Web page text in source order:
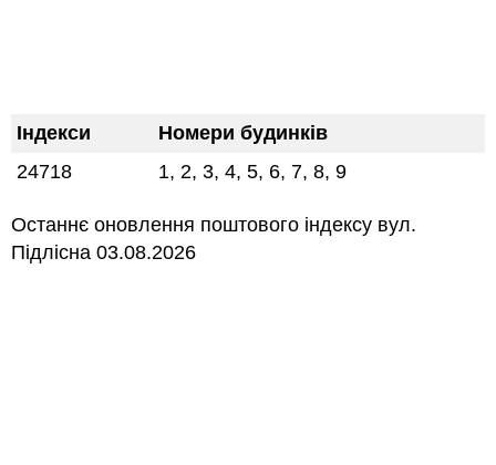
Індекси
Номери будинків
24718
1, 2, 3, 4, 5, 6, 7, 8, 9
Останнє оновлення поштового індексу вул.
Підлісна 03.08.2026